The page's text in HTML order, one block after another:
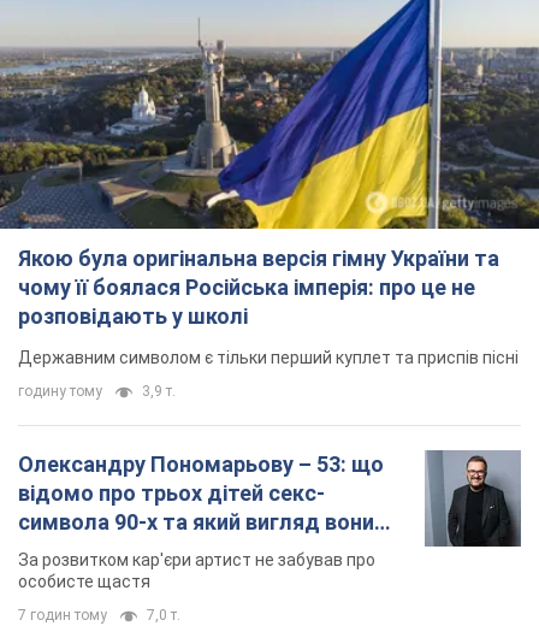
Якою була оригінальна версія гімну України та
чому її боялася Російська імперія: про це не
розповідають у школі
Державним символом є тільки перший куплет та приспів пісні
годину тому 3,9 т.
Олександру Пономарьову – 53: що
відомо про трьох дітей секс-
символа 90-х та який вигляд вони
мають
За розвитком кар'єри артист не забував про
особисте щастя
7 годин тому 7,0 т.